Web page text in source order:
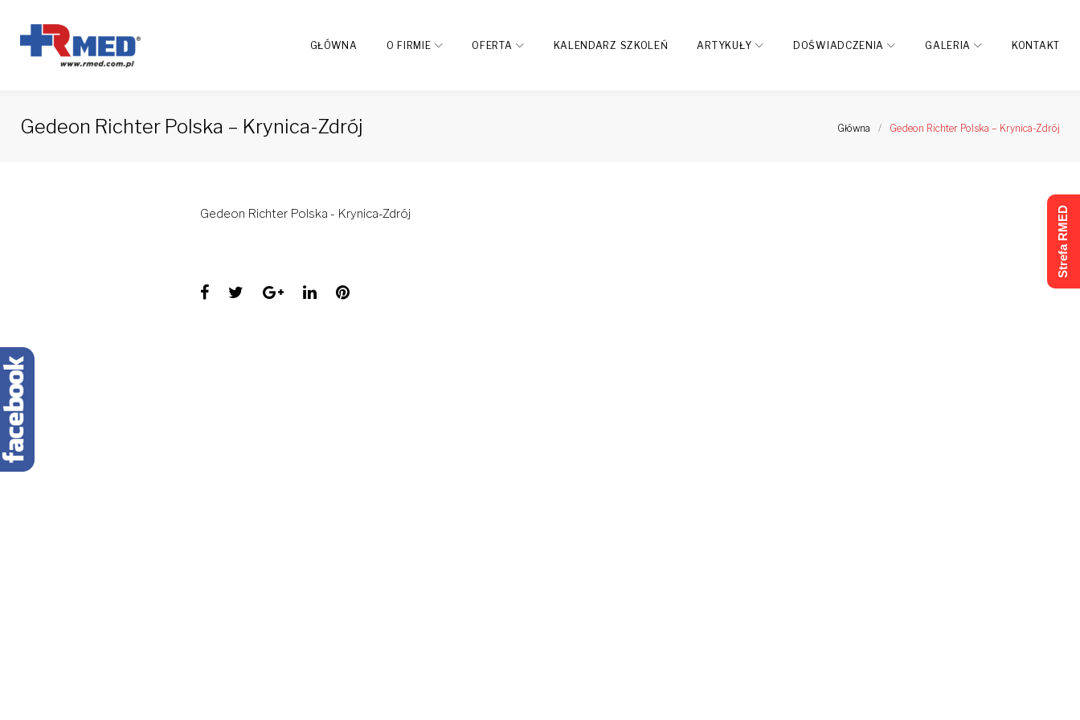
GŁÓWNA O FIRMIE OFERTA KALENDARZ SZKOLEŃ ARTYKUŁY DOŚWIADCZENIA GALERIA KONTAKT
Gedeon Richter Polska – Krynica-Zdrój Główna / Gedeon Richter Polska – Krynica-Zdrój
Gedeon Richter Polska - Krynica-Zdrój
Facebook
TwitterGoogle+
LinkedInPinterest
Strefa RMED